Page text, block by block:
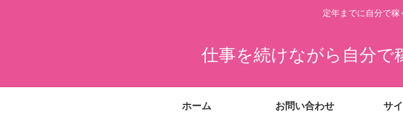
定年までに自分で稼
仕事を続けながら自分
ホーム お問い合わせ サ